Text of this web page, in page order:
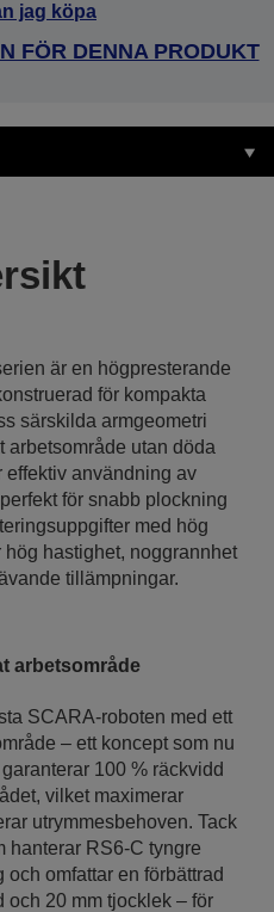
jag köpa
FÖR DENNA PRODUKT
är en högpresterande
för kompakta
särskilda armgeometri
arbetsområde utan döda
effektiv användning av
för snabb plockning
med hög
hastighet, noggrannhet
tillämpningar.
arbetsområde
SCARA-roboten med ett
– ett koncept som nu
100 % räckvidd
vilket maximerar
utrymmesbehoven. Tack
hanterar RS6-C tyngre
omfattar en förbättrad
och 20 mm tjocklek – för